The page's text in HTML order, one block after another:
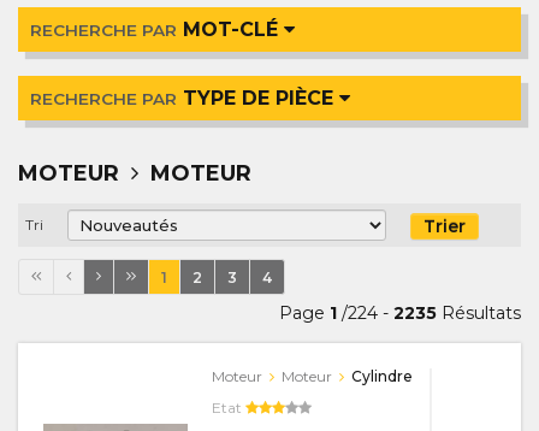
RECHERCHE PAR MOT-CLÉ
RECHERCHE PAR TYPE DE PIÈCE
MOTEUR MOTEUR
Tri Trier
1 2 3 4
Page 1 /224 - 2235 Résultats
Moteur Moteur
Cylindre
Etat